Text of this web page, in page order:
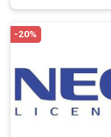
-20%